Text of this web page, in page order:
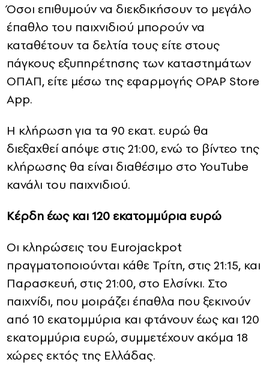
Όσοι επιθυμούν να διεκδικήσουν το μεγάλο
έπαθλο του παιχνιδιού μπορούν να
καταθέτουν τα δελτία τους είτε στους
πάγκους εξυπηρέτησης των καταστημάτων
ΟΠΑΠ, είτε μέσω της εφαρμογής OPAP Store
App.
Η κλήρωση για τα 90 εκατ. ευρώ θα
διεξαχθεί απόψε στις 21:00, ενώ το βίντεο της
κλήρωσης θα είναι διαθέσιμο στο YouTube
κανάλι του παιχνιδιού.
Κέρδη έως και 120 εκατομμύρια ευρώ
Oι κληρώσεις του Eurojackpot
πραγματοποιούνται κάθε Τρίτη, στις 21:15, και
Παρασκευή, στις 21:00, στο Ελσίνκι. Στο
παιχνίδι, που μοιράζει έπαθλα που ξεκινούν
από 10 εκατομμύρια και φτάνουν έως και 120
εκατομμύρια ευρώ, συμμετέχουν ακόμα 18
χώρες εκτός της Ελλάδας.